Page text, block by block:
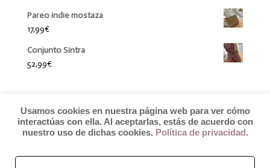
Pareo indie mostaza
17,99€
Conjunto Sintra
52,99€
Usamos cookies en nuestra página web para ver cómo
interactúas con ella. Al aceptarlas, estás de acuerdo con
nuestro uso de dichas cookies. Política de privacidad .